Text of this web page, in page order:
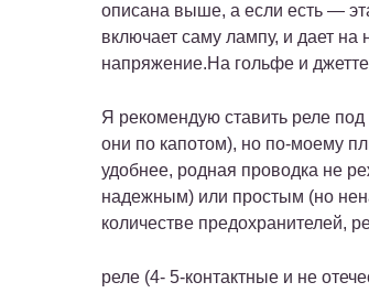
описана выше, а если есть —
включает саму лампу, и дает
напряжение.На гольфе и
Я рекомендую ставить реле
они по капотом), но по-моему
удобнее, родная проводка не
надежным) или простым (но
количестве предохранителей,
реле (4- 5-контактные и не